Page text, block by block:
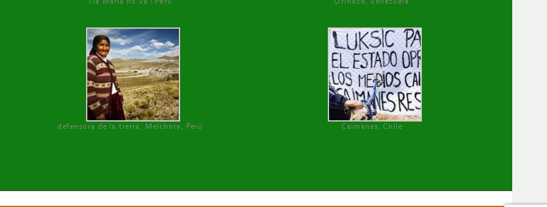
defensora de la tierra, Melchora, Perú Caimanes, Chile